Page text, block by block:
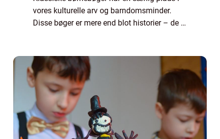
vores kulturelle arv og barndomsminder.
Disse bøger er mere end blot historier – de er